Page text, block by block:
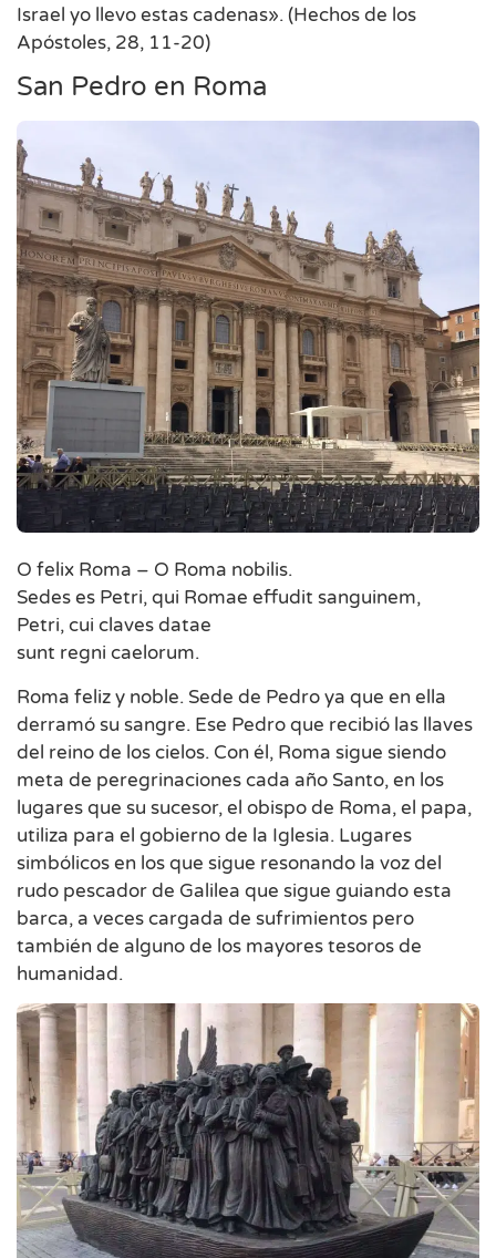
Israel yo llevo estas cadenas». (Hechos de los
Apóstoles, 28, 11-20)
San Pedro en Roma
O felix Roma – O Roma nobilis.
Sedes es Petri, qui Romae effudit sanguinem,
Petri, cui claves datae
sunt regni caelorum.
Roma feliz y noble. Sede de Pedro ya que en ella
derramó su sangre. Ese Pedro que recibió las llaves
del reino de los cielos. Con él, Roma sigue siendo
meta de peregrinaciones cada año Santo, en los
lugares que su sucesor, el obispo de Roma, el papa,
utiliza para el gobierno de la Iglesia. Lugares
simbólicos en los que sigue resonando la voz del
rudo pescador de Galilea que sigue guiando esta
barca, a veces cargada de sufrimientos pero
también de alguno de los mayores tesoros de
humanidad.